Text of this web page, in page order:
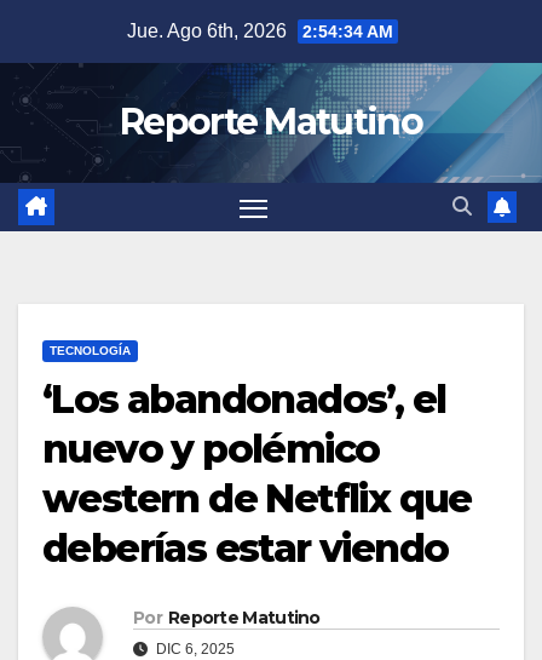
contenido
Jue. Ago 6th, 2026 2:54:36 AM
Reporte Matutino
TECNOLOGÍA
‘Los abandonados’, el
nuevo y polémico
western de Netflix que
deberías estar viendo
Por Reporte Matutino
DIC 6, 2025